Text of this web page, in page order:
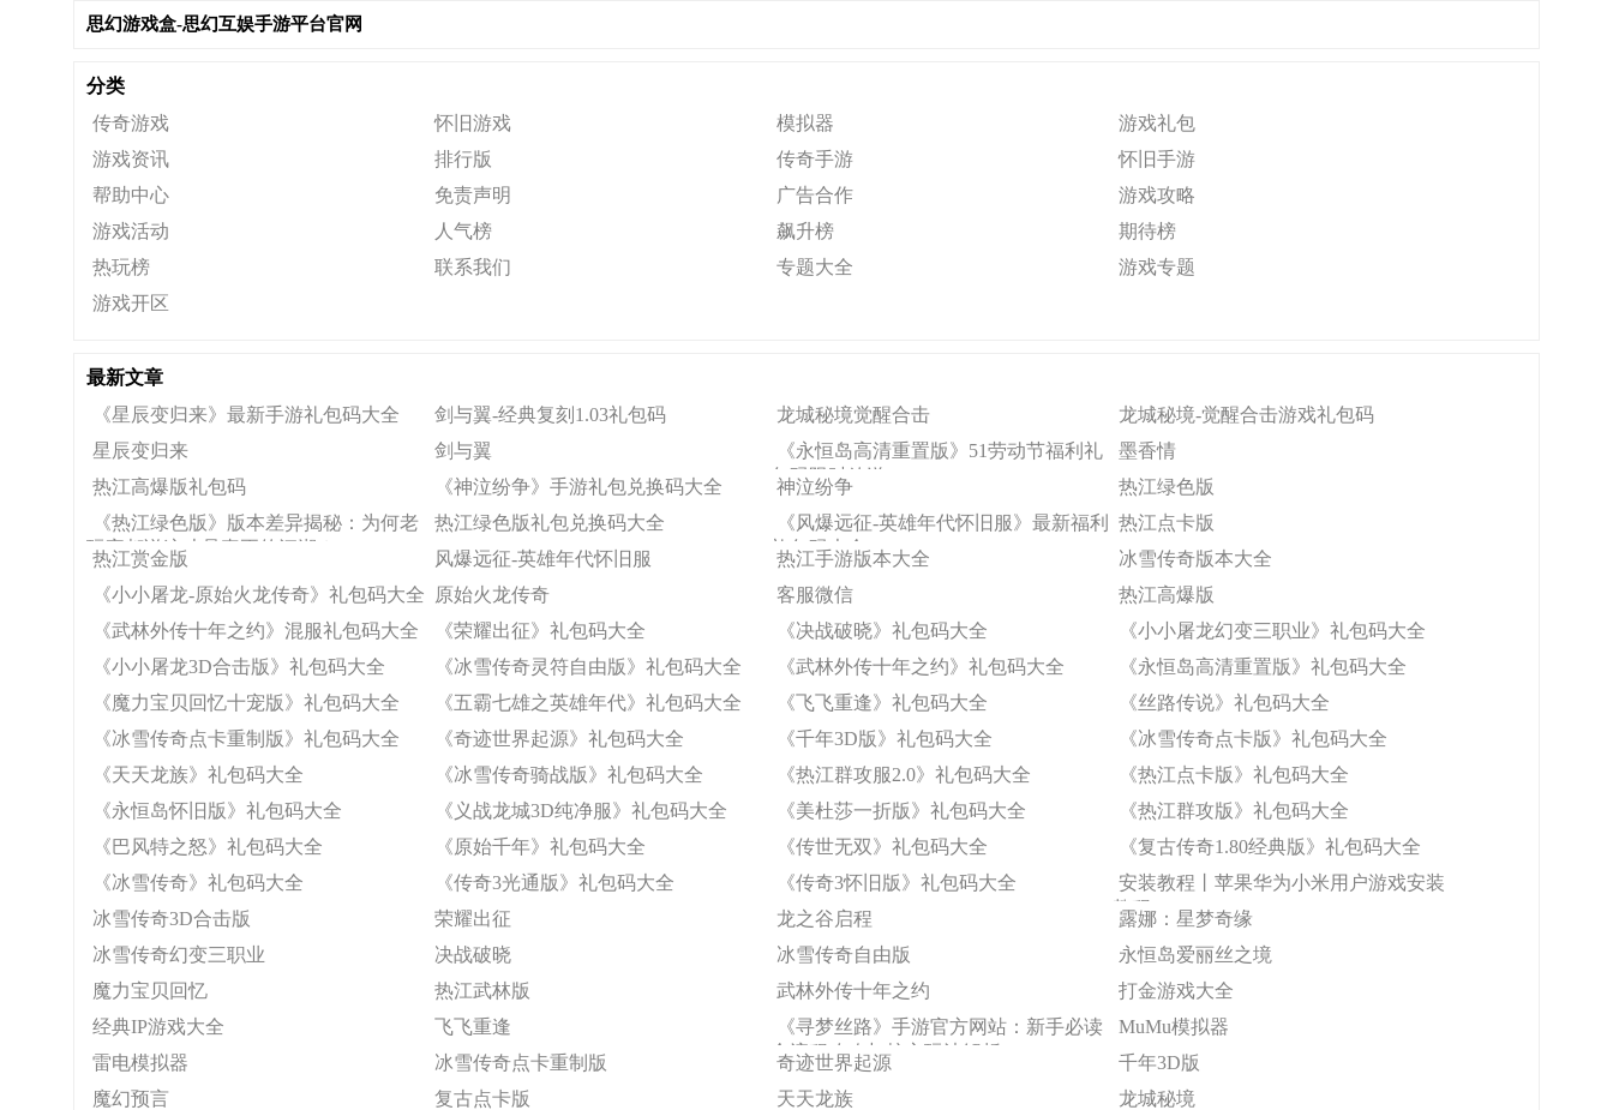
思幻游戏盒-思幻互娱手游平台官网
分类
传奇游戏
怀旧游戏 模拟器
游戏礼包
游戏资讯
排行版 传奇手游
怀旧手游
帮助中心
免责声明 广告合作
游戏攻略
游戏活动
人气榜 飙升榜
期待榜
热玩榜
联系我们 专题大全
游戏专题
游戏开区
最新文章
《星辰变归来》最新手游礼包码大全
剑与翼-经典复刻1.03礼包码 龙城秘境觉醒合击
龙城秘境-觉醒合击游戏礼包码
星辰变归来
剑与翼
《永恒岛高清重置版》51劳动节福利礼
包码限时放送
墨香情
热江高爆版礼包码
《神泣纷争》手游礼包兑换码大全 神泣纷争
热江绿色版
《热江绿色版》版本差异揭秘：为何老
玩家都说这才是真正的江湖？
热江绿色版礼包兑换码大全
《风爆远征-英雄年代怀旧服》最新福利
礼包码大全
热江点卡版
热江赏金版
风爆远征-英雄年代怀旧服 热江手游版本大全
冰雪传奇版本大全
《小小屠龙-原始火龙传奇》礼包码大全
原始火龙传奇 客服微信
热江高爆版
《武林外传十年之约》混服礼包码大全
《荣耀出征》礼包码大全 《决战破晓》礼包码大全
《小小屠龙幻变三职业》礼包码大全
《小小屠龙3D合击版》礼包码大全
《冰雪传奇灵符自由版》礼包码大全 《武林外传十年之约》礼包码大全
《永恒岛高清重置版》礼包码大全
《魔力宝贝回忆十宠版》礼包码大全
《五霸七雄之英雄年代》礼包码大全 《飞飞重逢》礼包码大全
《丝路传说》礼包码大全
《冰雪传奇点卡重制版》礼包码大全
《奇迹世界起源》礼包码大全 《千年3D版》礼包码大全
《冰雪传奇点卡版》礼包码大全
《天天龙族》礼包码大全
《冰雪传奇骑战版》礼包码大全 《热江群攻服2.0》礼包码大全
《热江点卡版》礼包码大全
《永恒岛怀旧版》礼包码大全
《义战龙城3D纯净服》礼包码大全 《美杜莎一折版》礼包码大全
《热江群攻版》礼包码大全
《巴风特之怒》礼包码大全
《原始千年》礼包码大全 《传世无双》礼包码大全
《复古传奇1.80经典版》礼包码大全
《冰雪传奇》礼包码大全
《传奇3光通版》礼包码大全 《传奇3怀旧版》礼包码大全
安装教程丨苹果华为小米用户游戏安装
教程
冰雪传奇3D合击版 荣耀出征 龙之谷启程
露娜：星梦奇缘
冰雪传奇幻变三职业
决战破晓 冰雪传奇自由版
永恒岛爱丽丝之境
魔力宝贝回忆
热江武林版 武林外传十年之约
打金游戏大全
经典IP游戏大全
飞飞重逢
《寻梦丝路》手游官方网站：新手必读
全流程攻略与核心玩法解析
MuMu模拟器
雷电模拟器
冰雪传奇点卡重制版 奇迹世界起源
千年3D版
魔幻预言
复古点卡版 天天龙族
龙城秘境